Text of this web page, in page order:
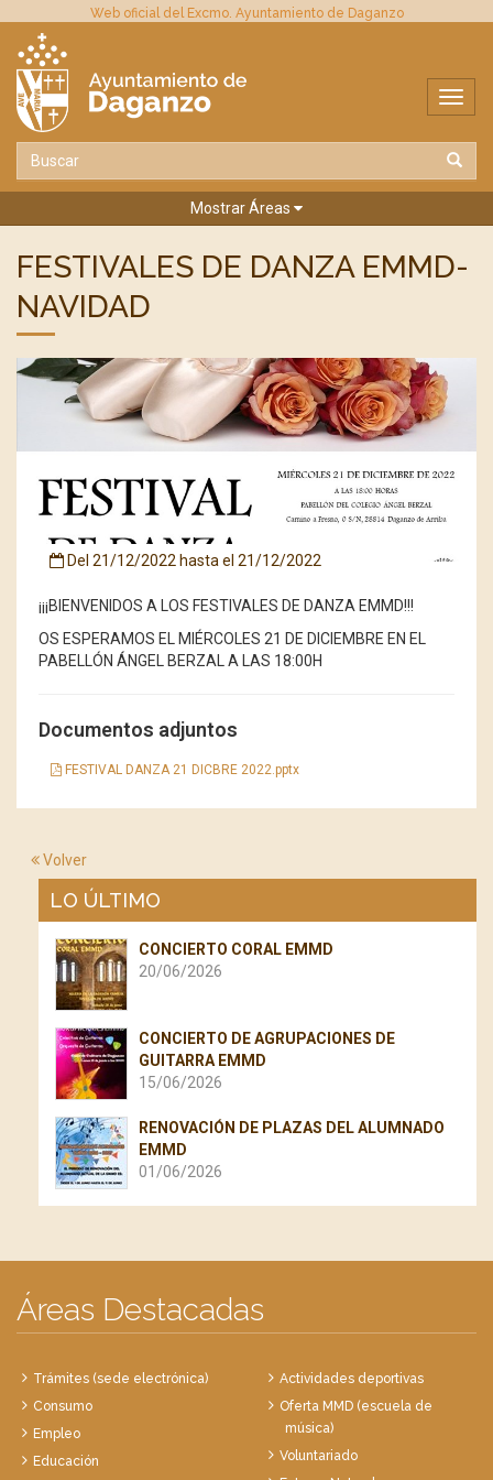
Web oficial del Excmo. Ayuntamiento de Daganzo
Mostrar Áreas
FESTIVALES DE DANZA EMMD-
NAVIDAD
Del 21/12/2022 hasta el 21/12/2022
¡¡¡BIENVENIDOS A LOS FESTIVALES DE DANZA EMMD!!!
OS ESPERAMOS EL MIÉRCOLES 21 DE DICIEMBRE EN EL
PABELLÓN ÁNGEL BERZAL A LAS 18:00H
Documentos adjuntos
FESTIVAL DANZA 21 DICBRE 2022.pptx
Volver
LO ÚLTIMO
CONCIERTO CORAL EMMD
20/06/2026
CONCIERTO DE AGRUPACIONES DE
GUITARRA EMMD
15/06/2026
RENOVACIÓN DE PLAZAS DEL ALUMNADO
EMMD
01/06/2026
Áreas Destacadas
Trámites (sede electrónica)
Consumo
Empleo
Educación
Actividades deportivas
Oferta MMD (escuela de
música)
Voluntariado